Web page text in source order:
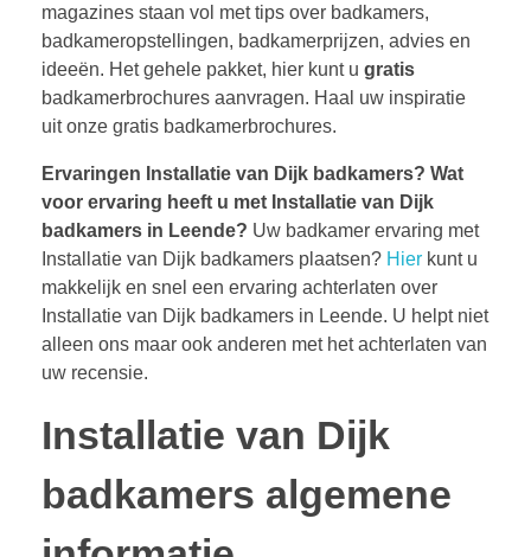
magazines staan vol met tips over badkamers,
badkameropstellingen, badkamerprijzen, advies en
ideeën. Het gehele pakket, hier kunt u gratis
badkamerbrochures aanvragen. Haal uw inspiratie
uit onze gratis badkamerbrochures.
Ervaringen Installatie van Dijk badkamers? Wat
voor ervaring heeft u met Installatie van Dijk
badkamers in Leende? Uw badkamer ervaring met
Installatie van Dijk badkamers plaatsen? Hier kunt u
makkelijk en snel een ervaring achterlaten over
Installatie van Dijk badkamers in Leende. U helpt niet
alleen ons maar ook anderen met het achterlaten van
uw recensie.
Installatie van Dijk
badkamers algemene